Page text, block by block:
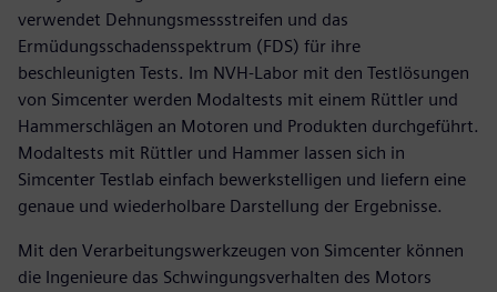
verwendet Dehnungsmessstreifen und das
Ermüdungsschadensspektrum (FDS) für ihre
beschleunigten Tests. Im NVH-Labor mit den Testlösungen
von Simcenter werden Modaltests mit einem Rüttler und
Hammerschlägen an Motoren und Produkten durchgeführt.
Modaltests mit Rüttler und Hammer lassen sich in
Simcenter Testlab einfach bewerkstelligen und liefern eine
genaue und wiederholbare Darstellung der Ergebnisse.
Mit den Verarbeitungswerkzeugen von Simcenter können
die Ingenieure das Schwingungsverhalten des Motors